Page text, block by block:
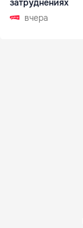
затруднениях
вчера